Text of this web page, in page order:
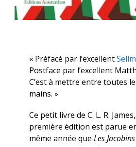
« Préfacé par l’excellent
Postface par l’excellent
C’est à mettre entre toutes
mains. »
Ce petit livre de C. L. R.
première édition est parue
même année que Les